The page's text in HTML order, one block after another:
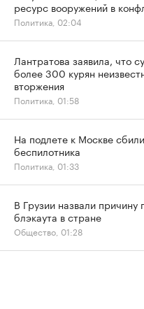
ресурс вооружений в
Политика, 02:04
Лантратова заявила, что
более 300 курян
вторжения
Политика, 01:58
На подлете к Москве
беспилотника
Политика, 01:33
В Грузии назвали причину
блэкаута в стране
Общество, 01:28